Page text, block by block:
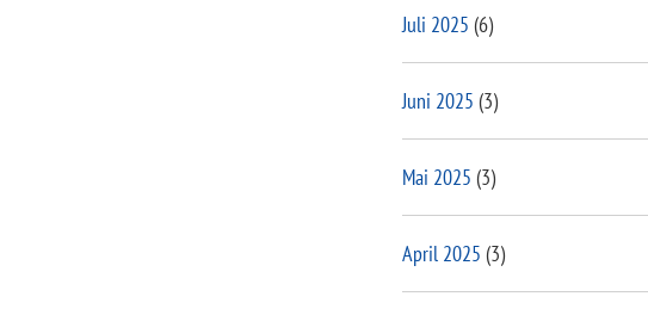
Juli 2025 (6)
Juni 2025 (3)
Mai 2025 (3)
April 2025 (3)